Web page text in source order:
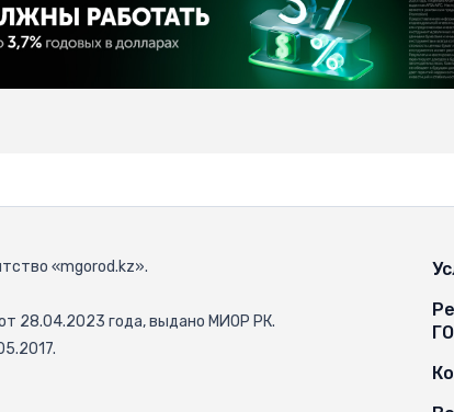
«mgorod.kz».
28.04.2023 года, выдано МИОР РК.